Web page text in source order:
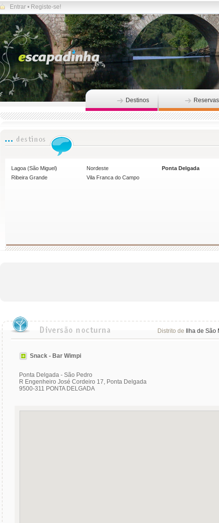
Entrar • Registe-se!
Destinos Reservas
Lagoa (São Miguel) Nordeste
Ponta Delgada
Ribeira Grande
Vila Franca do Campo
Distrito de Ilha de São
Snack - Bar Wimpi
Ponta Delgada - São Pedro
R Engenheiro José Cordeiro 17, Ponta Delgada
9500-311 PONTA DELGADA